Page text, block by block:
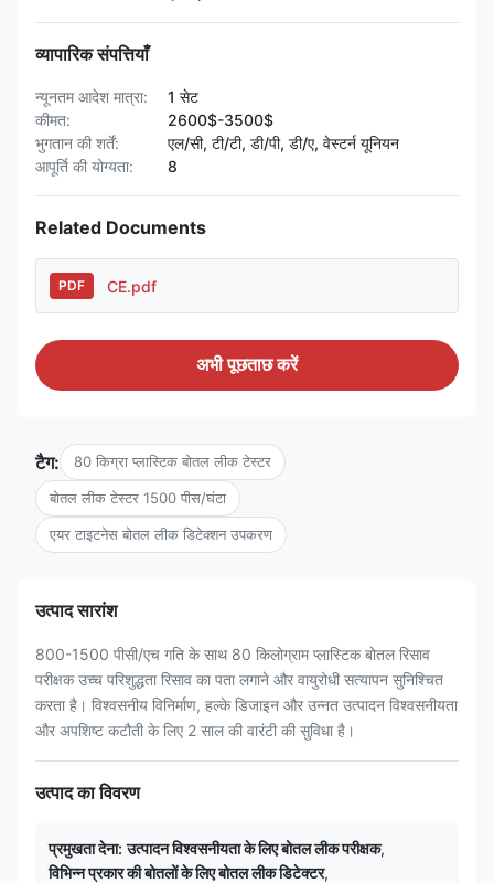
व्यापारिक संपत्तियाँ
न्यूनतम आदेश मात्रा:
1 सेट
कीमत:
2600$-3500$
भुगतान की शर्तें:
एल/सी, टी/टी, डी/पी, डी/ए, वेस्टर्न यूनियन
आपूर्ति की योग्यता:
8
Related Documents
PDF CE.pdf
अभी पूछताछ करें
टैग: 80 किग्रा प्लास्टिक बोतल लीक टेस्टर
बोतल लीक टेस्टर 1500 पीस/घंटा
एयर टाइटनेस बोतल लीक डिटेक्शन उपकरण
उत्पाद सारांश
800-1500 पीसी/एच गति के साथ 80 किलोग्राम प्लास्टिक बोतल रिसाव
परीक्षक उच्च परिशुद्धता रिसाव का पता लगाने और वायुरोधी सत्यापन सुनिश्चित
करता है। विश्वसनीय विनिर्माण, हल्के डिजाइन और उन्नत उत्पादन विश्वसनीयता
और अपशिष्ट कटौती के लिए 2 साल की वारंटी की सुविधा है।
उत्पाद का विवरण
प्रमुखता देना: उत्पादन विश्वसनीयता के लिए बोतल लीक परीक्षक,
विभिन्न प्रकार की बोतलों के लिए बोतल लीक डिटेक्टर,